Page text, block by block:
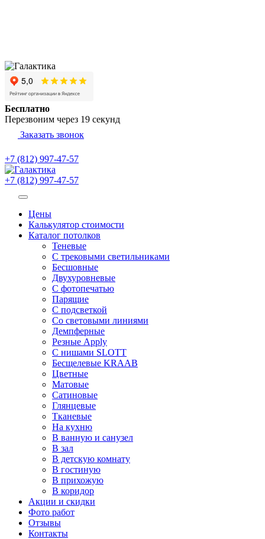
Бесплатно
Перезвоним через 19 секунд
Заказать звонок
+7 (812) 997-47-57
+7 (812) 997-47-57
Цены
Калькулятор стоимости
Каталог потолков
Теневые
С трековыми светильниками
Бесшовные
Двухуровневые
С фотопечатью
Парящие
С подсветкой
Со световыми линиями
Демпферные
Резные Apply
С нишами SLOTT
Бесщелевые KRAAB
Цветные
Матовые
Сатиновые
Глянцевые
Тканевые
На кухню
В ванную и санузел
В зал
В детскую комнату
В гостиную
В прихожую
В коридор
Акции и скидки
Фото работ
Отзывы
Контакты